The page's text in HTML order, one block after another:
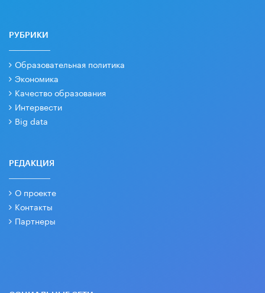
РУБРИКИ
Образовательная политика
Экономика
Качество образования
Интервести
Big data
РЕДАКЦИЯ
О проекте
Контакты
Партнеры